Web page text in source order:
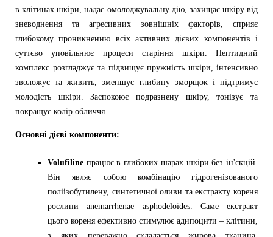
в клітинах шкіри, надає омолоджувальну дію, захищає шкіру від
зневоднення та агресивних зовнішніх факторів, сприяє
глибокому проникненню всіх активних дієвих компонентів і
суттєво уповільнює процеси старіння шкіри. Пептидний
комплекс розгладжує та підвищує пружність шкіри, інтенсивно
зволожує та живить, зменшує глибину зморщок і підтримує
молодість шкіри. Заспокоює подразнену шкіру, тонізує та
покращує колір обличчя.
Основні дієві компоненти:
Volufiline працює в глибоких шарах шкіри без ін'єкцій.
Він являє собою комбінацію гідрогенізованого
поліізобутилену, синтетичної оливи та екстракту кореня
рослини anemarrhenae asphodeloides. Саме екстракт
цього кореня ефективно стимулює адипоцити – клітини,